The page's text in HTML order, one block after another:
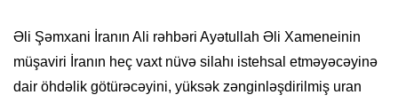
Əli Şəmxani İranın Ali rəhbəri Ayətullah Əli Xameneinin
müşaviri İranın heç vaxt nüvə silahı istehsal etməyəcəyinə
dair öhdəlik götürəcəyini, yüksək zənginləşdirilmiş uran